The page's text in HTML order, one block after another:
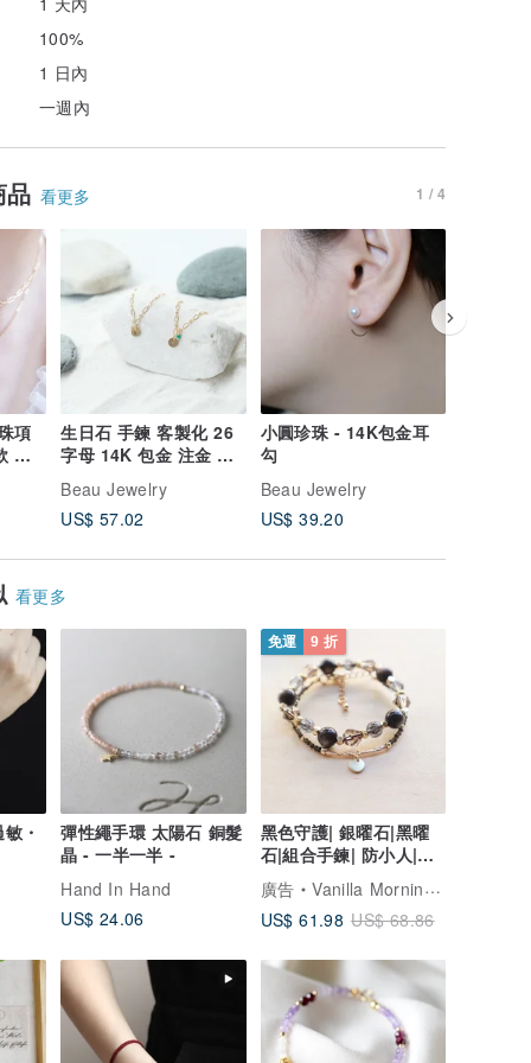
100%
1 日內
一週內
品 看更多 1 / 4
項
百
生日石 手鍊 客製化 26
字母 14K 包金 注金 水
洗不退色 送禮首選
Beau Jewelry
US$ 57.02
小圓珍珠 - 14K包金耳
勾
Beau Jewelry
US$ 39.20
看更多
・
彈性繩手環 太陽石 銅髮
晶 - 一半一半 -
Hand In Hand
US$ 24.06
免運 9 折
黑色守護| 銀曜石|黑曜
石|組合手鍊| 防小人|驅
走負能量|避邪擋災
廣告
Vanilla Morning 香草的早上
US$ 61.98 US$ 68.86